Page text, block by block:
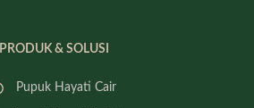
PRODUK & SOLUSI
Pupuk Hayati Cair